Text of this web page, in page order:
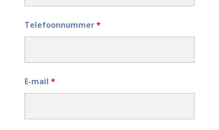
Telefoonnummer*
E-mail *